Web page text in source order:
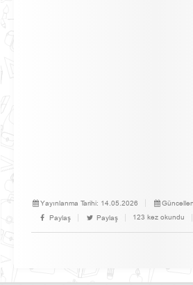
Yayınlanma Tarihi: 14.05.2026
Paylaş
Paylaş 123 kez okundu